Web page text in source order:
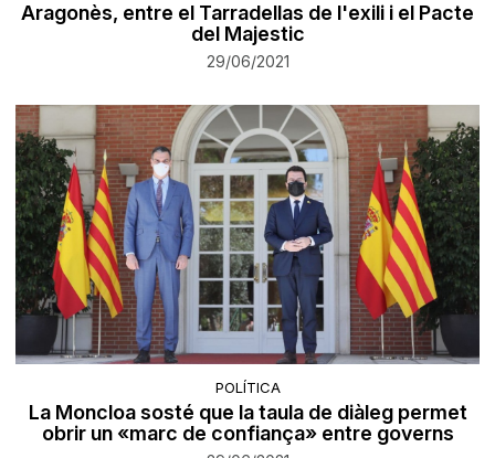
Aragonès, entre el Tarradellas de l'exili i el Pacte
del Majestic
29/06/2021
POLÍTICA
La Moncloa sosté que la taula de diàleg permet
obrir un «marc de confiança» entre governs